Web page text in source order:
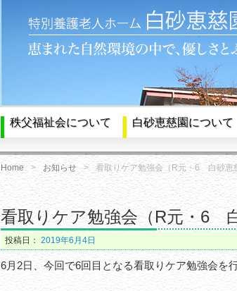
秩父福祉会について 白砂恵慈園について
Home お知らせ 看取りケア勉強会（R元・6 白砂恵
看取りケア勉強会（R元・6
投稿日： 2019年6月4日
6月2日、今回で6回目となる看取りケア勉強会を